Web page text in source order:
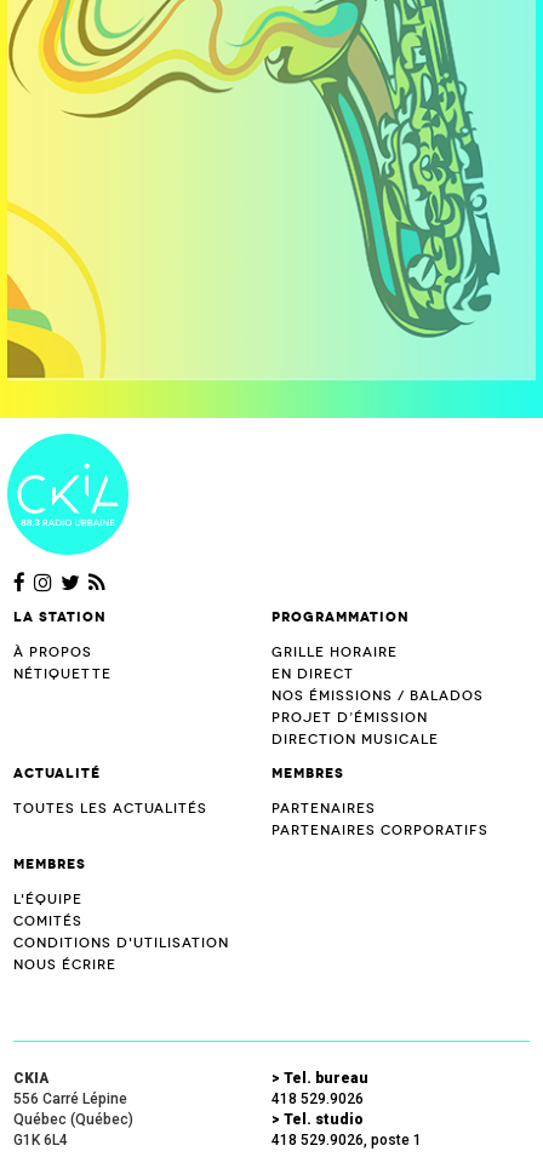
La station
À propos
Nétiquette
Programmation
Grille horaire
En direct
Nos émissions / Balados
Projet d’Émission
Direction musicale
Actualité
Toutes les actualités
Membres
Partenaires
Partenaires corporatifs
Membres
L'équipe
Comités
Conditions d'utilisation
Nous écrire
CKIA
556 Carré Lépine
Québec (Québec)
G1K 6L4
> Tel. bureau
418 529.9026
> Tel. studio
418 529.9026, poste 1